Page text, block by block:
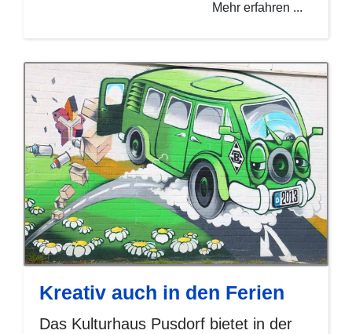
Mehr erfahren ...
Kreativ auch in den Ferien
Das Kulturhaus Pusdorf bietet in der